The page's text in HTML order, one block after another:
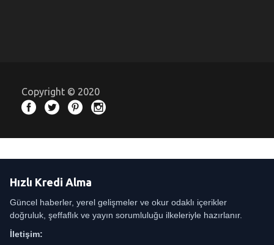
Copyright © 2020
Hızlı Kredi Alma
Güncel haberler, yerel gelişmeler ve okur odaklı içerikler
doğruluk, şeffaflık ve yayın sorumluluğu ilkeleriyle hazırlanır.
İletişim: